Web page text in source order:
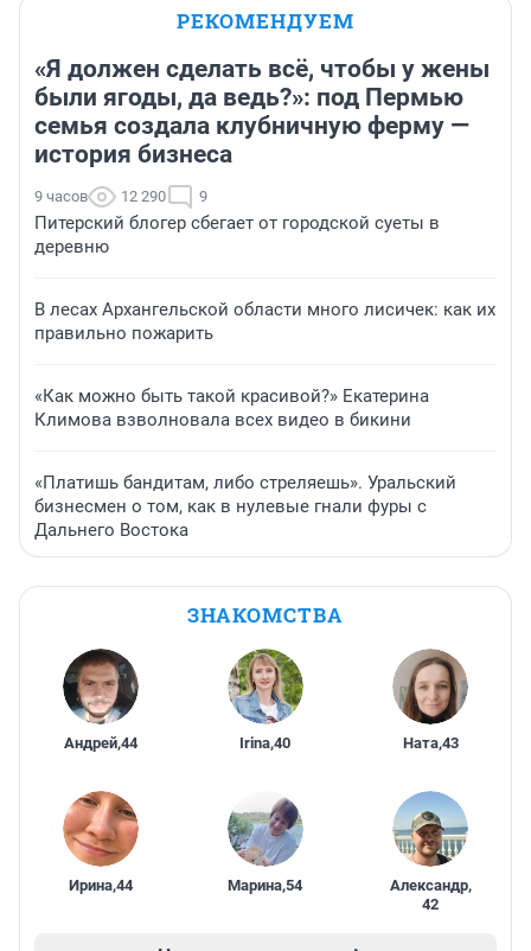
РЕКОМЕНДУЕМ
«Я должен сделать всё, чтобы у жены
были ягоды, да ведь?»: под Пермью
семья создала клубничную ферму —
история бизнеса
9 часов 12 290 9
Питерский блогер сбегает от городской суеты в
деревню
В лесах Архангельской области много лисичек: как их
правильно пожарить
«Как можно быть такой красивой?» Екатерина
Климова взволновала всех видео в бикини
«Платишь бандитам, либо стреляешь». Уральский
бизнесмен о том, как в нулевые гнали фуры с
Дальнего Востока
ЗНАКОМСТВА
Андрей,44 Irina,40 Ната,43
Ирина,44 Марина,54 Александр,
42